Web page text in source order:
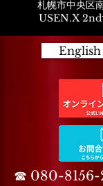
札幌市中央区
USEN.X 2nd
English
☎︎ 080-8156-